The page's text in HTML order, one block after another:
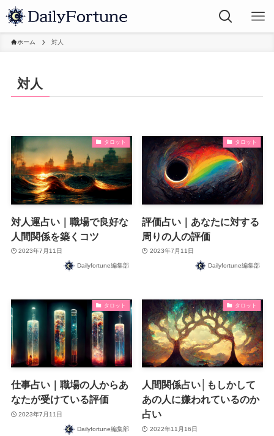
ホーム 対人
対人
タロット
対人運占い｜職場で良好な
人間関係を築くコツ
2023年7月11日
Dailyfortune編集部
タロット
評価占い｜あなたに対する
周りの人の評価
2023年7月11日
Dailyfortune編集部
タロット
仕事占い｜職場の人からあ
なたが受けている評価
2023年7月11日
Dailyfortune編集部
タロット
人間関係占い│もしかして
あの人に嫌われているのか
占い
2022年11月16日